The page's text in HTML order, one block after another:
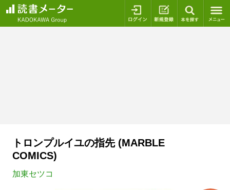
ログイン 新規登録
トロンプルイユの指先 (MARBLE
COMICS)
加東セツコ